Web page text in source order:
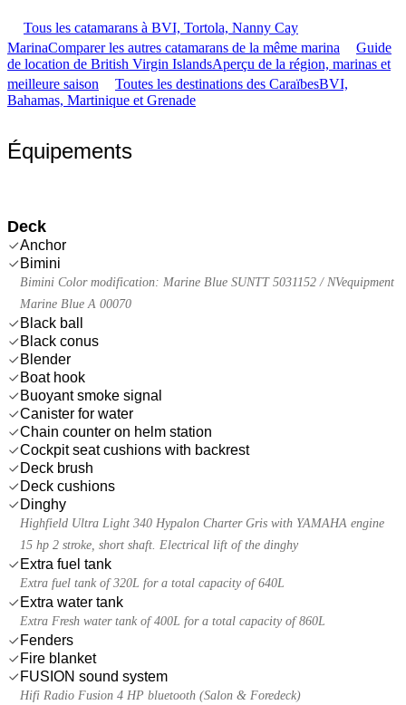
Tous les catamarans à BVI, Tortola, Nanny Cay
MarinaComparer les autres catamarans de la même marina
Guide
de location de British Virgin IslandsAperçu de la région, marinas et
meilleure saison
Toutes les destinations des CaraïbesBVI,
Bahamas, Martinique et Grenade
Équipements
Deck
Anchor
Bimini
Bimini Color modification: Marine Blue SUNTT 5031152 / NVequipment
Marine Blue A 00070
Black ball
Black conus
Blender
Boat hook
Buoyant smoke signal
Canister for water
Chain counter on helm station
Cockpit seat cushions with backrest
Deck brush
Deck cushions
Dinghy
Highfield Ultra Light 340 Hypalon Charter Gris with YAMAHA engine
15 hp 2 stroke, short shaft. Electrical lift of the dinghy
Extra fuel tank
Extra fuel tank of 320L for a total capacity of 640L
Extra water tank
Extra Fresh water tank of 400L for a total capacity of 860L
Fenders
Fire blanket
FUSION sound system
Hifi Radio Fusion 4 HP bluetooth (Salon & Foredeck)